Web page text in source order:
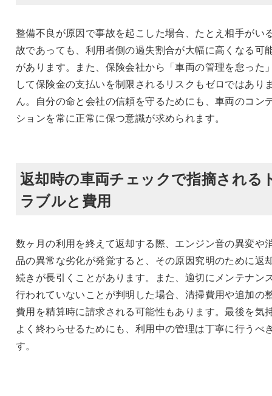
整備不良が原因で事故を起こした場合、たとえ相手がい
故であっても、利用者側の過失割合が大幅に高くなる可
があります。また、保険会社から「車両の管理を怠った
して保険金の支払いを制限されるリスクもゼロではあり
ん。自分の命と会社の信頼を守るためにも、車両のコン
ションを常に正常に保つ意識が求められます。
返却時の車両チェックで指摘される
ラブルと費用
数ヶ月の利用を終えて返却する際、エンジン音の異変や
品の異常な劣化が発覚すると、その原因究明のために返
続きが長引くことがあります。また、適切にメンテナン
行われていないことが判明した場合、清掃費用や追加の
費用を精算時に請求される可能性もあります。最後を気
よく終わらせるためにも、利用中の管理は丁寧に行うべ
す。